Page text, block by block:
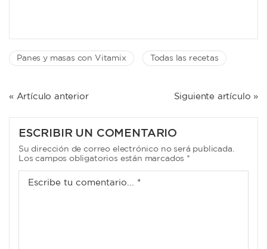
Panes y masas con Vitamix Todas las recetas
NAVEGACIÓN
ENTRADAS
« Artículo anterior Siguiente artículo »
ESCRIBIR UN COMENTARIO
Su dirección de correo electrónico no será publicada.
Los campos obligatorios están marcados *